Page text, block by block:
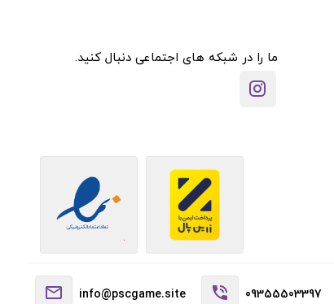
ما را در شبکه های اجتماعی دنبال کنید.
09355503397
info@pscgame.site